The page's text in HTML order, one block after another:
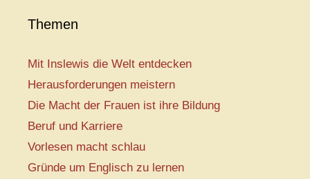
Themen
Mit Inslewis die Welt entdecken
Herausforderungen meistern
Die Macht der Frauen ist ihre Bildung
Beruf und Karriere
Vorlesen macht schlau
Gründe um Englisch zu lernen